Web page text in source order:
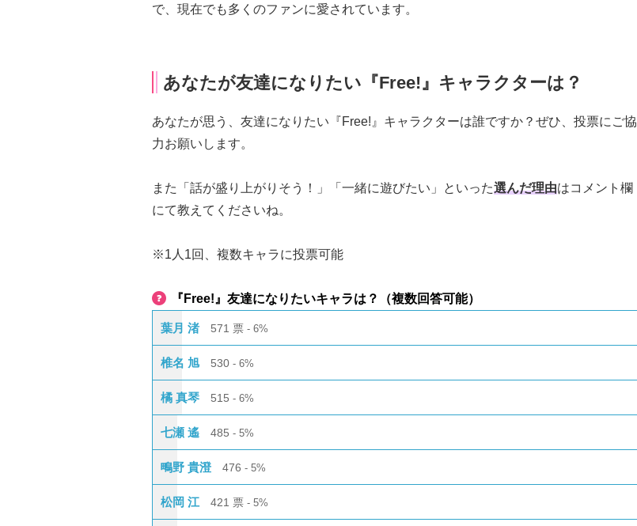
で、現在でも多くのファンに愛されています。
あなたが友達になりたい『Free!』キャラクターは？
あなたが思う、友達になりたい『Free!』キャラクターは誰ですか？ぜひ、投票にご協
力お願いします。
また「話が盛り上がりそう！」「一緒に遊びたい」といった選んだ理由はコメント欄
にて教えてくださいね。
※1人1回、複数キャラに投票可能
『Free!』友達になりたいキャラは？（複数回答可能）
葉月 渚 571 票 6%
椎名 旭 530 6%
橘 真琴 515 6%
七瀬 遙 485 5%
鴫野 貴澄 476 5%
松岡 江 421 票 5%